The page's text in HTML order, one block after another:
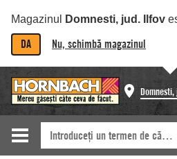
Magazinul Domnesti, jud. Ilfov
DA Nu, schimbă magazinul